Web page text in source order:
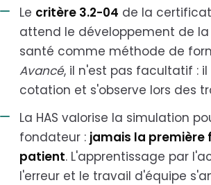
Le critère 3.2-04 de la
attend le développement de
santé comme méthode de
Avancé, il n'est pas facultatif :
cotation et s'observe lors des
La HAS valorise la simulation
fondateur : jamais la première
patient. L'apprentissage par
l'erreur et le travail d'équipe